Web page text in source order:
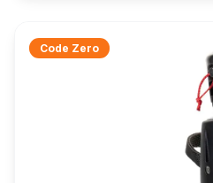
Code Zero